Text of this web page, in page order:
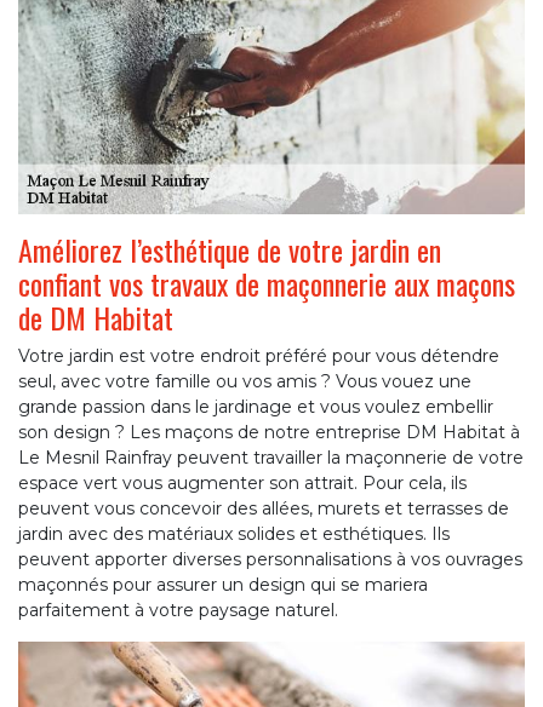
Améliorez l’esthétique de votre jardin en
confiant vos travaux de maçonnerie aux maçons
de DM Habitat
Votre jardin est votre endroit préféré pour vous détendre
seul, avec votre famille ou vos amis ? Vous vouez une
grande passion dans le jardinage et vous voulez embellir
son design ? Les maçons de notre entreprise DM Habitat à
Le Mesnil Rainfray peuvent travailler la maçonnerie de votre
espace vert vous augmenter son attrait. Pour cela, ils
peuvent vous concevoir des allées, murets et terrasses de
jardin avec des matériaux solides et esthétiques. Ils
peuvent apporter diverses personnalisations à vos ouvrages
maçonnés pour assurer un design qui se mariera
parfaitement à votre paysage naturel.